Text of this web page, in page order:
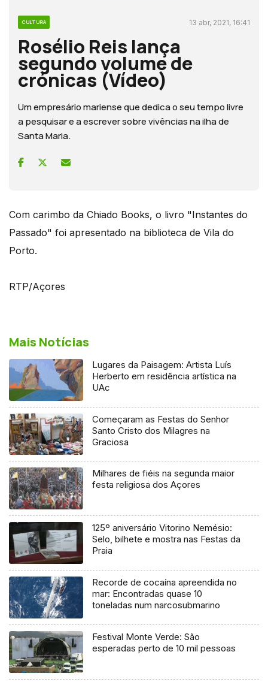
CULTURA 13 abr, 2021, 16:41
Rosélio Reis lança
segundo volume de
crónicas (Vídeo)
Um empresário mariense que dedica o seu tempo livre
a pesquisar e a escrever sobre vivências na ilha de
Santa Maria.
Com carimbo da Chiado Books, o livro "Instantes do
Passado" foi apresentado na biblioteca de Vila do
Porto.
RTP/Açores
Mais Notícias
Lugares da Paisagem: Artista Luís
Herberto em residência artística na
UAc
Começaram as Festas do Senhor
Santo Cristo dos Milagres na
Graciosa
Milhares de fiéis na segunda maior
festa religiosa dos Açores
125º aniversário Vitorino Nemésio:
Selo, bilhete e mostra nas Festas da
Praia
Recorde de cocaína apreendida no
mar: Encontradas quase 10
toneladas num narcosubmarino
Festival Monte Verde: São
esperadas perto de 10 mil pessoas